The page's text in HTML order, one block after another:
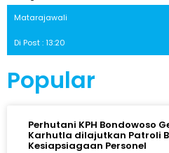
Matarajawali
Di Post : 13:20
Popular
Perhutani KPH Bondowoso
Karhutla dilajutkan Patroli
Kesiapsiagaan Personel